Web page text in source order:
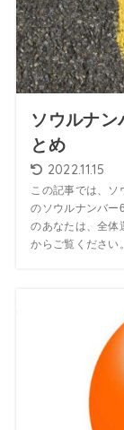
ソウルナン
とめ
2022.11.15
この記事では、ソ
のソウルナンバー
のあなたは、全体
からご覧ください